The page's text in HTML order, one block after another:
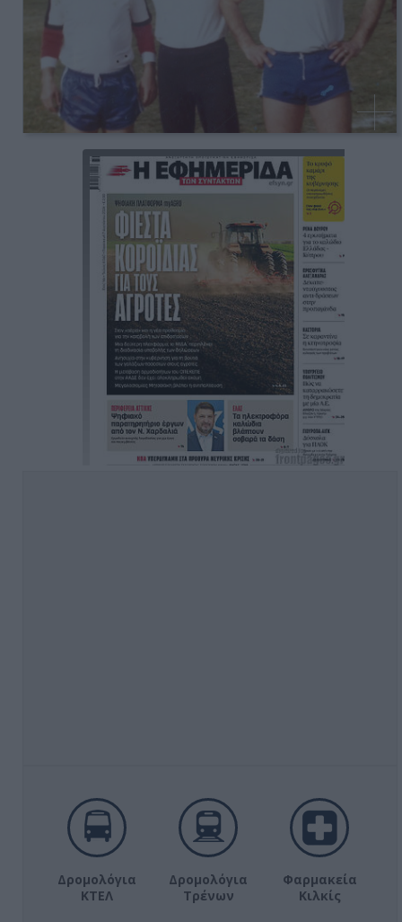
Δρομολόγια
ΚΤΕΛ
Δρομολόγια
Τρένων
Φαρμακεία
Κιλκίς